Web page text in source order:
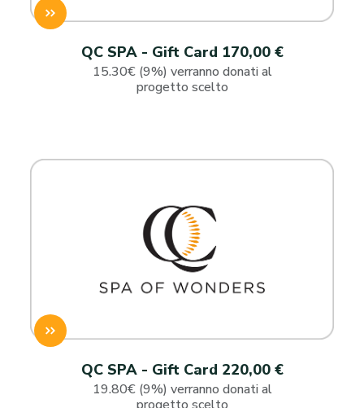
QC SPA - Gift Card 170,00 €
15.30€ (9%) verranno donati al
progetto scelto
QC SPA - Gift Card 220,00 €
19.80€ (9%) verranno donati al